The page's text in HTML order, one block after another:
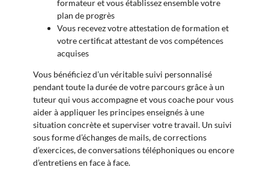
formateur et vous établissez ensemble votre
plan de progrès
Vous recevez votre attestation de formation et
votre certificat attestant de vos compétences
acquises
Vous bénéficiez d’un véritable suivi personnalisé
pendant toute la durée de votre parcours grâce à un
tuteur qui vous accompagne et vous coache pour vous
aider à appliquer les principes enseignés à une
situation concrète et superviser votre travail. Un suivi
sous forme d’échanges de mails, de corrections
d’exercices, de conversations téléphoniques ou encore
d’entretiens en face à face.